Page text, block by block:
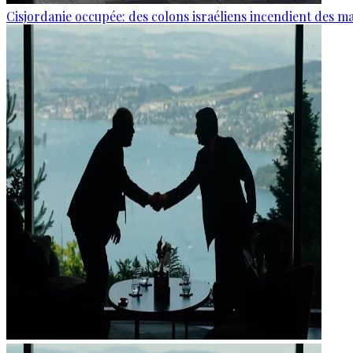
Cisjordanie occupée: des colons israéliens incendient des